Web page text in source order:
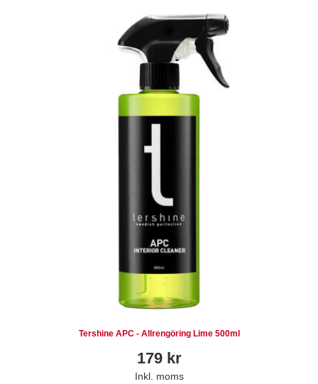
Tershine APC - Allrengöring Lime 500ml
179kr
Inkl. moms